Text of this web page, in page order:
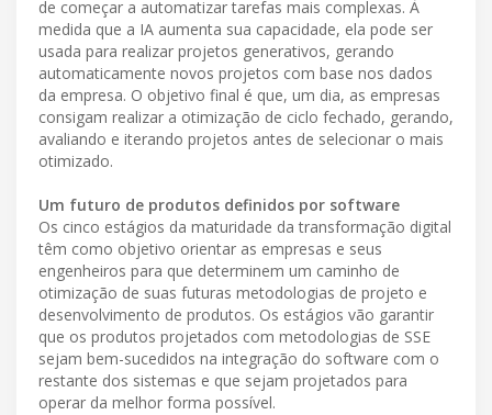
de começar a automatizar tarefas mais complexas. À
medida que a IA aumenta sua capacidade, ela pode ser
usada para realizar projetos generativos, gerando
automaticamente novos projetos com base nos dados
da empresa. O objetivo final é que, um dia, as empresas
consigam realizar a otimização de ciclo fechado, gerando,
avaliando e iterando projetos antes de selecionar o mais
otimizado.
Um futuro de produtos definidos por software
Os cinco estágios da maturidade da transformação digital
têm como objetivo orientar as empresas e seus
engenheiros para que determinem um caminho de
otimização de suas futuras metodologias de projeto e
desenvolvimento de produtos. Os estágios vão garantir
que os produtos projetados com metodologias de SSE
sejam bem-sucedidos na integração do software com o
restante dos sistemas e que sejam projetados para
operar da melhor forma possível.